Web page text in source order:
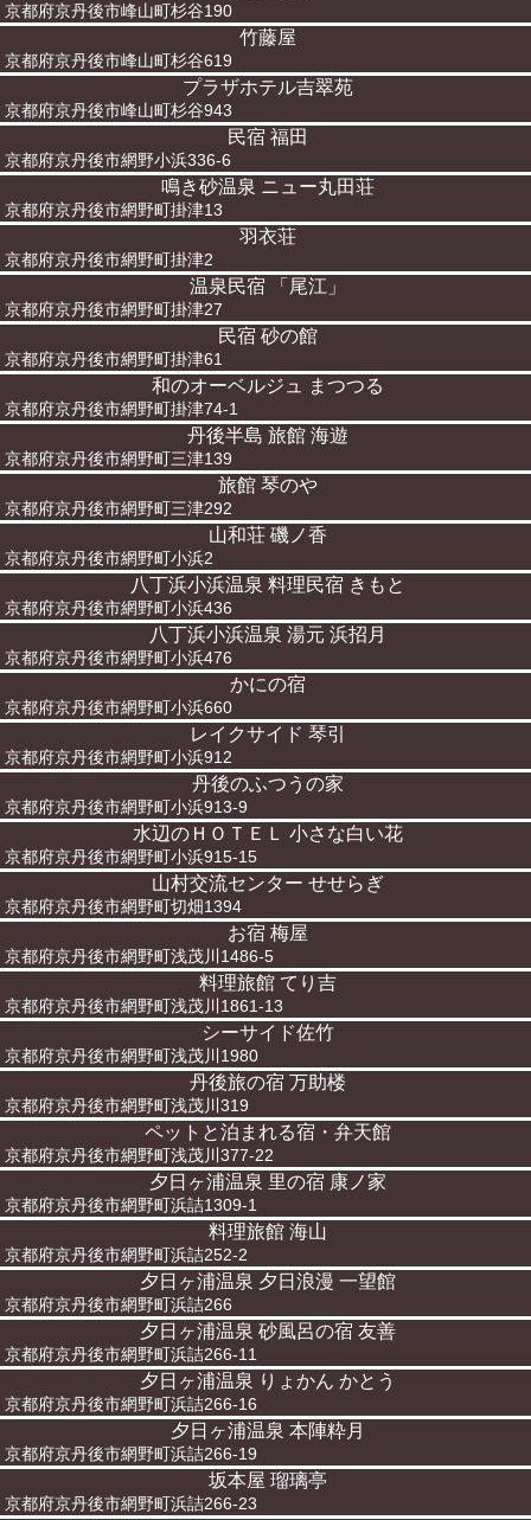
京都府京丹後市峰山町杉谷190
竹藤屋
京都府京丹後市峰山町杉谷619
プラザホテル吉翠苑
京都府京丹後市峰山町杉谷943
民宿 福田
京都府京丹後市網野小浜336-6
鳴き砂温泉 ニュー丸田荘
京都府京丹後市網野町掛津13
羽衣荘
京都府京丹後市網野町掛津2
温泉民宿 「尾江」
京都府京丹後市網野町掛津27
民宿 砂の館
京都府京丹後市網野町掛津61
和のオーベルジュ まつつる
京都府京丹後市網野町掛津74-1
丹後半島 旅館 海遊
京都府京丹後市網野町三津139
旅館 琴のや
京都府京丹後市網野町三津292
山和荘 磯ノ香
京都府京丹後市網野町小浜2
八丁浜小浜温泉 料理民宿 きもと
京都府京丹後市網野町小浜436
八丁浜小浜温泉 湯元 浜招月
京都府京丹後市網野町小浜476
かにの宿
京都府京丹後市網野町小浜660
レイクサイド 琴引
京都府京丹後市網野町小浜912
丹後のふつうの家
京都府京丹後市網野町小浜913-9
水辺のＨＯＴＥＬ 小さな白い花
京都府京丹後市網野町小浜915-15
山村交流センター せせらぎ
京都府京丹後市網野町切畑1394
お宿 梅屋
京都府京丹後市網野町浅茂川1486-5
料理旅館 てり吉
京都府京丹後市網野町浅茂川1861-13
シーサイド佐竹
京都府京丹後市網野町浅茂川1980
丹後旅の宿 万助楼
京都府京丹後市網野町浅茂川319
ペットと泊まれる宿・弁天館
京都府京丹後市網野町浅茂川377-22
夕日ヶ浦温泉 里の宿 康ノ家
京都府京丹後市網野町浜詰1309-1
料理旅館 海山
京都府京丹後市網野町浜詰252-2
夕日ヶ浦温泉 夕日浪漫 一望館
京都府京丹後市網野町浜詰266
夕日ヶ浦温泉 砂風呂の宿 友善
京都府京丹後市網野町浜詰266-11
夕日ヶ浦温泉 りょかん かとう
京都府京丹後市網野町浜詰266-16
夕日ヶ浦温泉 本陣粋月
京都府京丹後市網野町浜詰266-19
坂本屋 瑠璃亭
京都府京丹後市網野町浜詰266-23